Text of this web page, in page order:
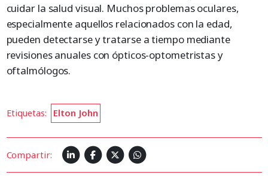
cuidar la salud visual. Muchos problemas oculares,
especialmente aquellos relacionados con la edad,
pueden detectarse y tratarse a tiempo mediante
revisiones anuales con ópticos-optometristas y
oftalmólogos.
Etiquetas: Elton John
Compartir: